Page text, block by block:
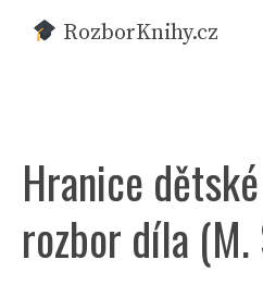
Přeskočit
RozborKnihy.cz
Hranice
rozbor díla